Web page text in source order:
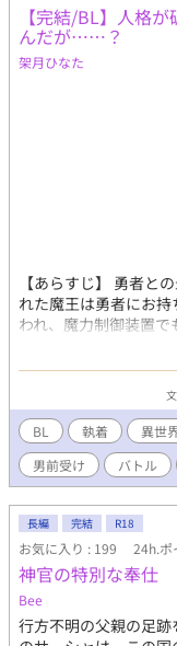
【完結/BL】人格
んだが……？
架月ひなた
【あらすじ】 勇者と
れた魔王は勇者にお
われ、魔力制御装置
てしまい？ これは、
まならなくなった魔
たバグ持ち勇者（頭
系日常ラブコメディ
界ダークファンタジ
ァンタジーです) 倫理
魔王のことが好きすぎ
救われている。 ※再
メインカプ（勇者×魔
シャー 男前受け。一
い。瞳は金眼。身長
わない。心の中でツッ
まとも。良識人。寧ろ
ーデレ？ ⚫︎勇者(攻め)
れ。チート通り越し
BL 執着 異世
男前受け
バトル
長編 完結 R18
お気に入り : 199 24h.ポ
神官の特別な奉仕
Bee
行方不明の父親の足